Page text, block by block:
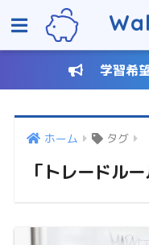
学習希望
ホーム タグ
「トレードル